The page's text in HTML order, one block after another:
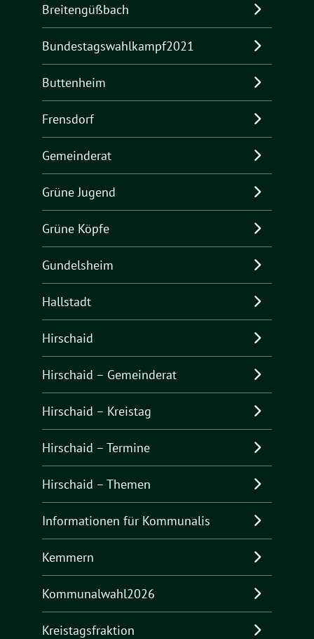
Breitengüßbach
Bundestagswahlkampf2021
Buttenheim
Frensdorf
Gemeinderat
Grüne Jugend
Grüne Köpfe
Gundelsheim
Hallstadt
Hirschaid
Hirschaid – Gemeinderat
Hirschaid – Kreistag
Hirschaid – Termine
Hirschaid – Themen
Informationen für Kommunalis
Kemmern
Kommunalwahl2026
Kreistagsfraktion